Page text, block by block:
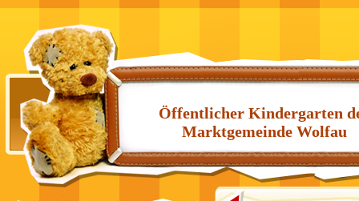
Öffentlicher Kindergarten
Marktgemeinde Wolfau